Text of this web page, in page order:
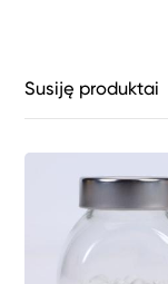
Susiję produktai